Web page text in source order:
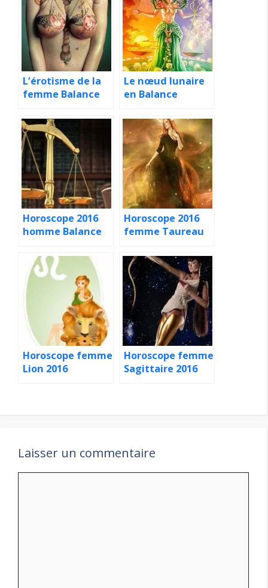
L’érotisme de la
femme Balance
Le nœud lunaire
en Balance
Horoscope 2016
homme Balance
Horoscope 2016
femme Taureau
Horoscope femme
Lion 2016
Horoscope femme
Sagittaire 2016
Laisser un commentaire